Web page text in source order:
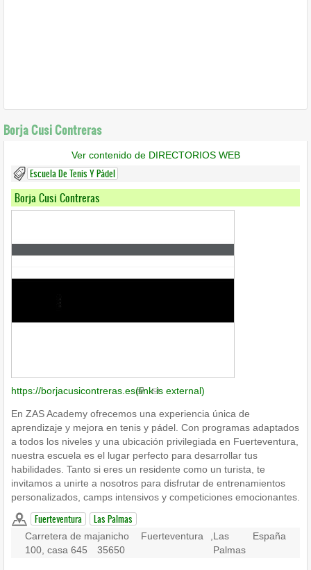
Borja Cusi Contreras
Ver contenido de DIRECTORIOS WEB
Escuela De Tenis Y Pádel
Borja Cusi Contreras
https://borjacusicontreras.es(link is external)
En ZAS Academy ofrecemos una experiencia única de
aprendizaje y mejora en tenis y pádel. Con programas adaptados
a todos los niveles y una ubicación privilegiada en Fuerteventura,
nuestra escuela es el lugar perfecto para desarrollar tus
habilidades. Tanto si eres un residente como un turista, te
invitamos a unirte a nosotros para disfrutar de entrenamientos
personalizados, camps intensivos y competiciones emocionantes.
Fuerteventura Las Palmas
Carretera de majanicho
100, casa 645
35650
Fuerteventura
Las
Palmas
España